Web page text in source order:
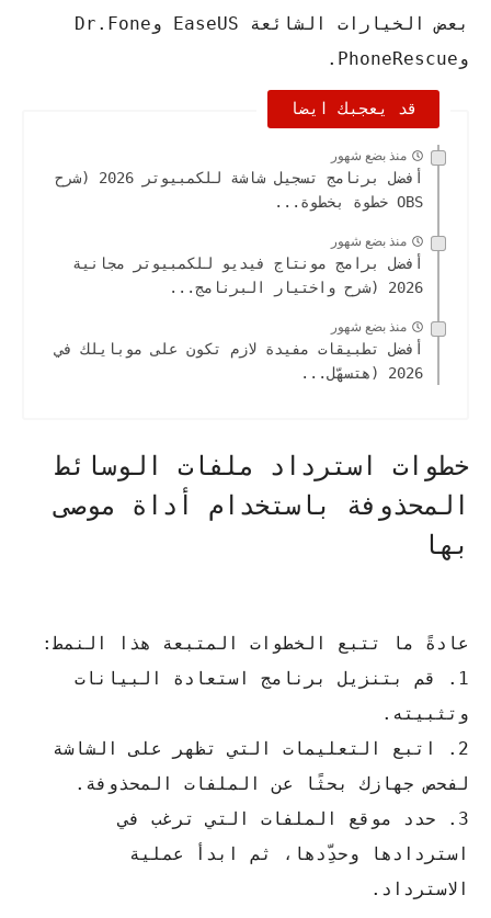
بعض الخيارات الشائعة EaseUS وDr.Fone
وPhoneRescue.
قد يعجبك ايضا
منذ بضع شهور
أفضل برنامج تسجيل شاشة للكمبيوتر 2026 (شرح
OBS خطوة بخطوة...
منذ بضع شهور
أفضل برامج مونتاج فيديو للكمبيوتر مجانية
2026 (شرح واختيار البرنامج...
منذ بضع شهور
أفضل تطبيقات مفيدة لازم تكون على موبايلك في
2026 (هتسهّل...
خطوات استرداد ملفات الوسائط
المحذوفة باستخدام أداة موصى
بها
عادةً ما تتبع الخطوات المتبعة هذا النمط:
1. قم بتنزيل برنامج استعادة البيانات
وتثبيته.
2. اتبع التعليمات التي تظهر على الشاشة
لفحص جهازك بحثًا عن الملفات المحذوفة.
3. حدد موقع الملفات التي ترغب في
استردادها وحدِّدها، ثم ابدأ عملية
الاسترداد.